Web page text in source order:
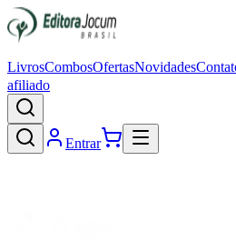
LivrosCombosOfertasNovidades
afiliado
Entrar